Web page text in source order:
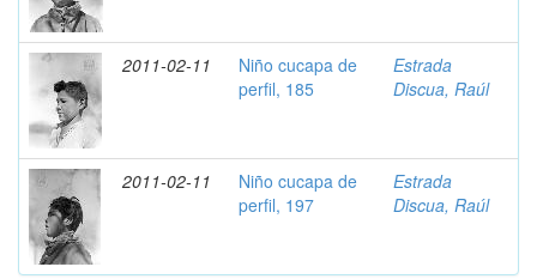
2011-02-11
Niño cucapa de
perfil, 185
Estrada
Discua, Raúl
2011-02-11
Niño cucapa de
perfil, 197
Estrada
Discua, Raúl